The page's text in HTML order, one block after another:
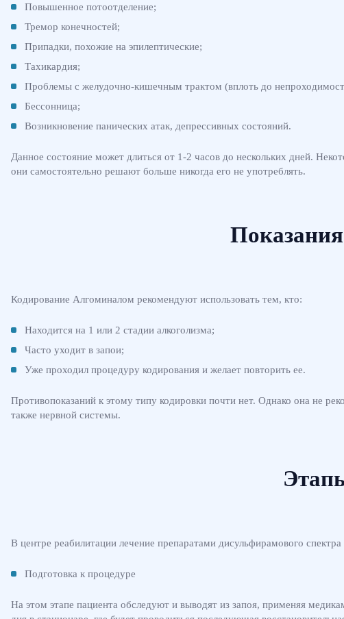
Повышенное потоотделение;
Тремор конечностей;
Припадки, похожие на эпилептические;
Тахикардия;
Проблемы с желудочно-кишечным трактом (вплоть до
Бессонница;
Возникновение панических атак, депрессивных состояний.
Данное состояние может длиться от 1-2 часов до нескольких дней.
они самостоятельно решают больше никогда его не употреблять.
Кодирование Алгоминалом рекомендуют использовать тем, кто:
Находится на 1 или 2 стадии алкоголизма;
Часто уходит в запои;
Уже проходил процедуру кодирования и желает повторить ее.
Противопоказаний к этому типу кодировки почти нет. Однако она не
также нервной системы.
В центре реабилитации лечение препаратами дисульфирамового
Подготовка к процедуре
На этом этапе пациента обследуют и выводят из запоя, применяя